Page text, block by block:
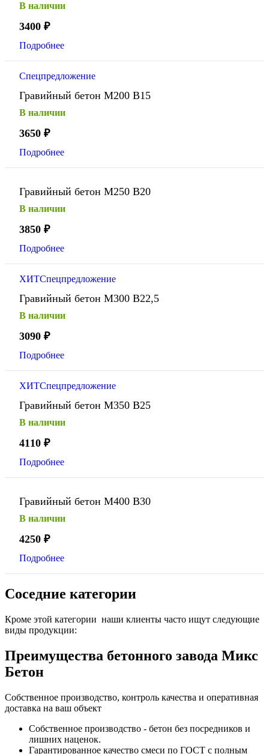
В наличии
3400 ₽
Подробнее
Спецпредложение
Гравийный бетон М200 В15
В наличии
3650 ₽
Подробнее
Гравийный бетон М250 В20
В наличии
3850 ₽
Подробнее
ХИТСпецпредложение
Гравийный бетон М300 В22,5
В наличии
3090 ₽
Подробнее
ХИТСпецпредложение
Гравийный бетон М350 В25
В наличии
4110 ₽
Подробнее
Гравийный бетон М400 В30
В наличии
4250 ₽
Подробнее
Соседние категории
Кроме этой категории наши клиенты часто ищут следующие
виды продукции:
Преимущества бетонного завода Микс
Бетон
Собственное производство, контроль качества и оперативная
доставка на ваш объект
Собственное производство - бетон без посредников и
лишних наценок.
Гарантированное качество смеси по ГОСТ с полным